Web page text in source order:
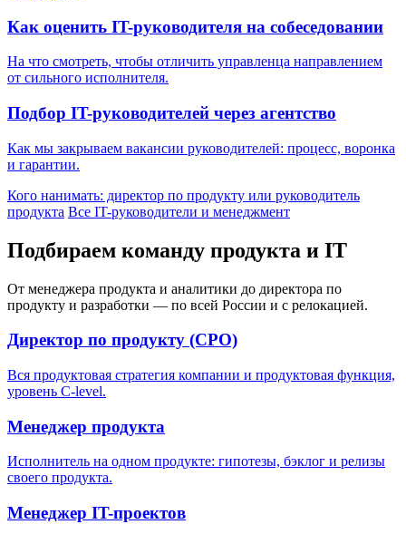
Как оценить IT-руководителя на собеседовании
На что смотреть, чтобы отличить управленца направлением
от сильного исполнителя.
Подбор IT-руководителей через агентство
Как мы закрываем вакансии руководителей: процесс, воронка
и гарантии.
Кого нанимать: директор по продукту или руководитель
продукта Все IT-руководители и менеджмент
Подбираем команду продукта и IT
От менеджера продукта и аналитики до директора по
продукту и разработки — по всей России и с релокацией.
Директор по продукту (CPO)
Вся продуктовая стратегия компании и продуктовая функция,
уровень C-level.
Менеджер продукта
Исполнитель на одном продукте: гипотезы, бэклог и релизы
своего продукта.
Менеджер IT-проектов